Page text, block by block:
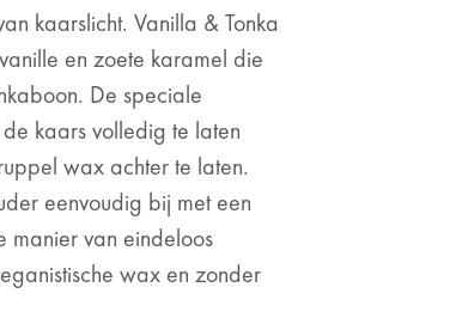
kaarslicht. Vanilla & Tonka
en zoete karamel die
De speciale
kaars volledig te laten
wax achter te laten.
eenvoudig bij met een
manier van eindeloos
wax en zonder